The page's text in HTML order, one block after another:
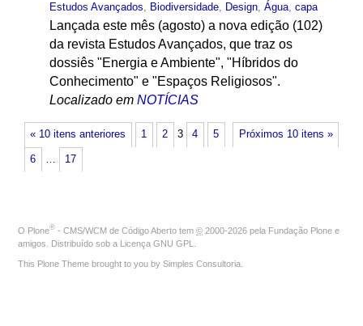
Estudos Avançados, Biodiversidade, Design, Água, capa
Lançada este mês (agosto) a nova edição (102)
da revista Estudos Avançados, que traz os
dossiês "Energia e Ambiente", "Híbridos do
Conhecimento" e "Espaços Religiosos".
Localizado em NOTÍCIAS
« 10 itens anteriores Próximos 10 itens »
1 2 3 4 5
6 … 17
O Plone® - CMS/WCM de Código Aberto tem © 2000-2026 pela Fundação Plone e
amigos. Distribuído sob a Licença GNU GPL
This Plone Theme brought to you by Simples Consultoria